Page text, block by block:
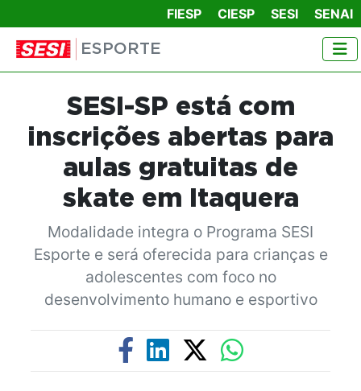
FIESP CIESP SESI SENAI
ESPORTE
SESI-SP está com
inscrições abertas para
aulas gratuitas de
skate em Itaquera
Modalidade integra o Programa SESI
Esporte e será oferecida para crianças e
adolescentes com foco no
desenvolvimento humano e esportivo